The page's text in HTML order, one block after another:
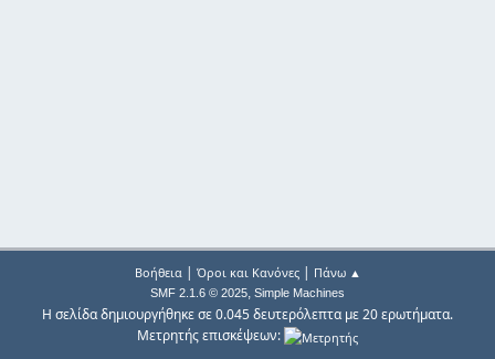
Βοήθεια| Όροι και Κανόνες| Πάνω ▲
SMF 2.1.6 © 2025, Simple Machines
Η σελίδα δημιουργήθηκε σε 0.045 δευτερόλεπτα με 20 ερωτήματα.
Μετρητής επισκέψεων: